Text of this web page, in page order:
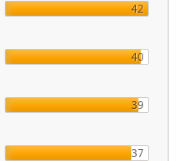
42
40
39
37